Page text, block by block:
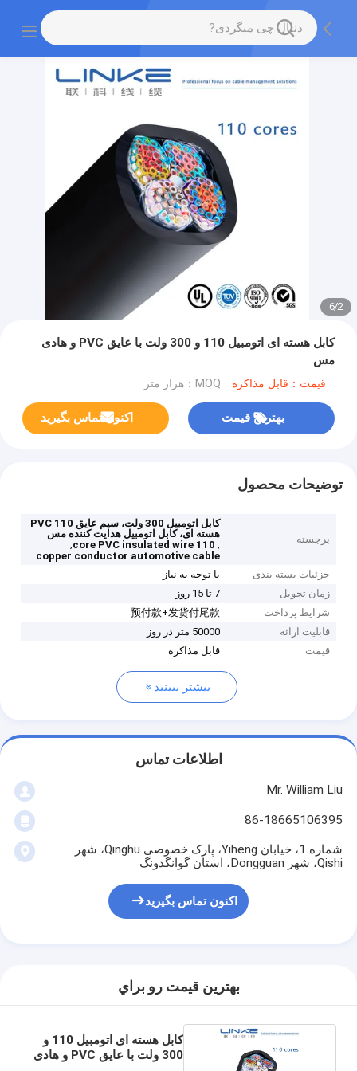
2
/
6
کابل هسته ای اتومبیل 110 و 300 ولت با عایق PVC و هادی
مس
قیمت：قابل مذاکره MOQ：هزار متر
بهترین قیمت اکنون تماس بگیرید
توضیحات محصول
برجسته
کابل اتومبیل 300 ولت، سیم عایق PVC 110
هسته ای، کابل اتومبیل هدایت کننده مس
,
110 core PVC insulated wire
,
copper conductor automotive cable
جزئیات بسته بندی
با توجه به نیاز
زمان تحویل
7 تا 15 روز
شرایط پرداخت
预付款+发货付尾款
قابلیت ارائه
50000 متر در روز
قیمت
قابل مذاکره
بیشتر ببینید
اطلاعات تماس
Mr. William Liu
86-18665106395
شماره 1، خیابان Yiheng، پارک خصوصی Qinghu، شهر
Qishi، شهر Dongguan، استان گوانگدونگ
اکنون تماس بگیرید
بهترين قيمت رو براي
کابل هسته ای اتومبیل 110 و
300 ولت با عایق PVC و هادی